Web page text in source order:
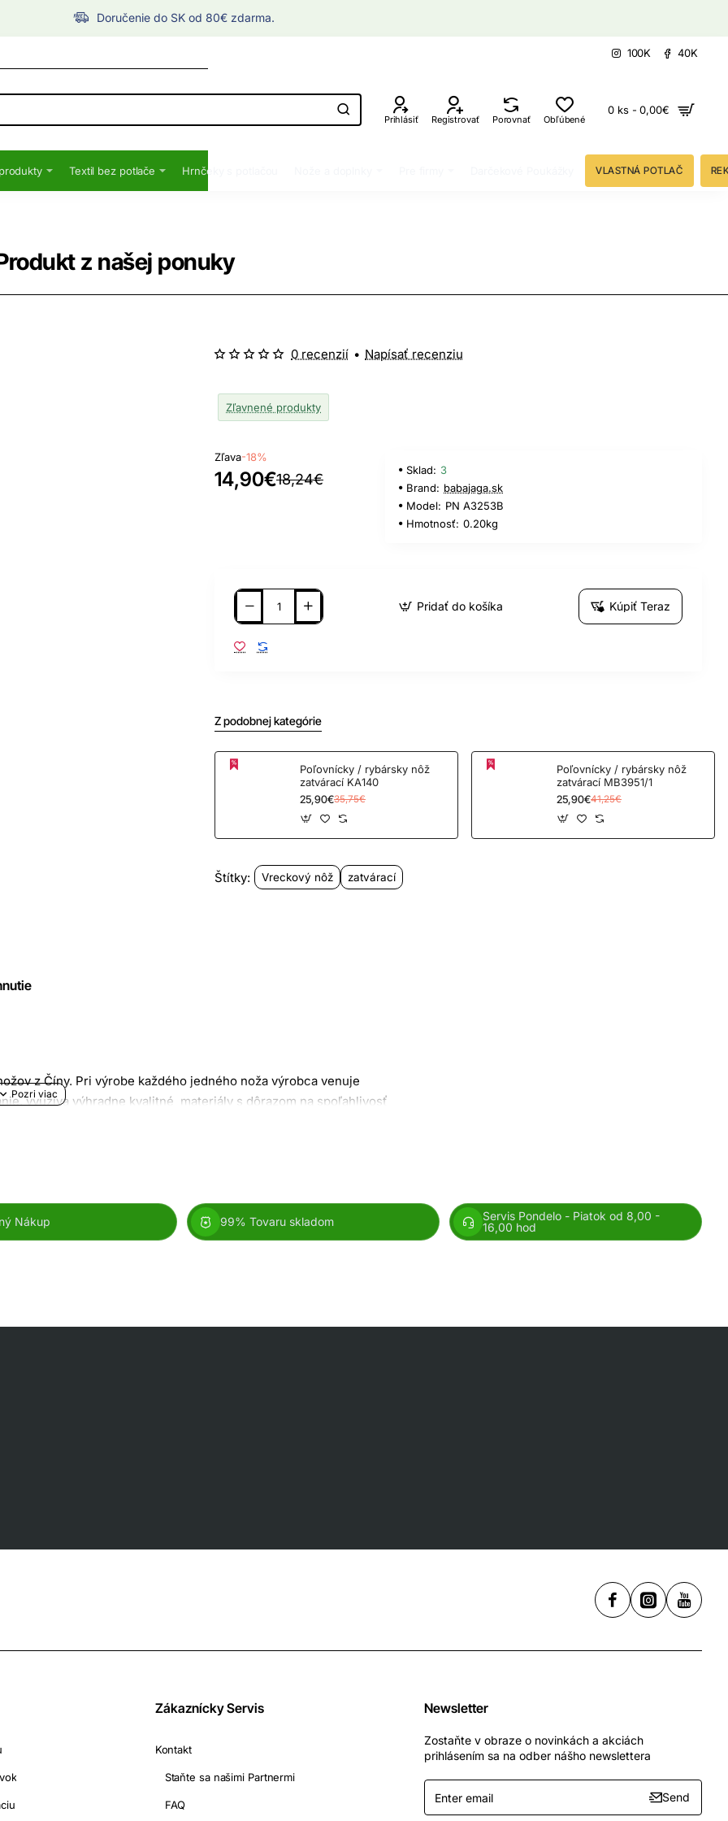
Doručenie do SK od 80€ zdarma.
100K 40K
Prihlásiť Registrovať Porovnať Obľúbené
0 ks - 0,00€
Textil bez potlače Hrnčeky s potlačou VLASTNÁ POTLAČ
z našej ponuky
Zľavnené produkty
0 recenzií • Napísať recenziu
Zľava-18%
14,90€18,24€
Sklad: 3
Brand: babajaga.sk
Model: PN A3253B
Hmotnosť: 0.20kg
Pridať do košíka Kúpiť Teraz
Z podobnej kategórie
Poľovnícky / rybársky nôž
zatvárací KA140
25,90€35,75€
Poľovnícky / rybársky nôž
zatvárací MB3951/1
25,90€41,25€
Štítky: Vreckový nôž zatvárací
zČíny. Pri výrobe každého jedného noža výrobca venuje
využíva výhradne kvalitné materiály s dôrazom na spoľahlivosť
Nákup 99% Tovaru skladom
Servis Pondelo - Piatok od 8,00 -
16,00 hod
Zákaznícky Servis
Kontakt
Staňte sa našimi Partnermi
FAQ
Newsletter
Zostaňte v obraze o novinkách a akciách
prihlásením sa na odber nášho newslettera
Enter
email
Send